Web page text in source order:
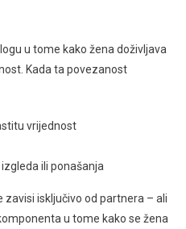
u tome kako žena doživljava
Kada ta povezanost
vrijednost
ili ponašanja
isključivo od partnera – ali
u tome kako se žena